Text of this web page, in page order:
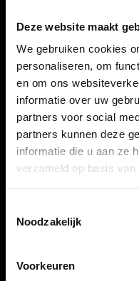
Deze website maakt
We gebruiken cookies
personaliseren, om
en om ons
informatie over uw
partners voor social
partners kunnen deze
informatie die u aan ze
verzameld op basis
Noodzakelijk
Voorkeuren
Advies van echte darters
Dartpijlen
Wil jedartpijlen kopen
assortiment steeltip
eenvoudig op gewicht,
speelstijl, zodat je
Of je nu net begint,